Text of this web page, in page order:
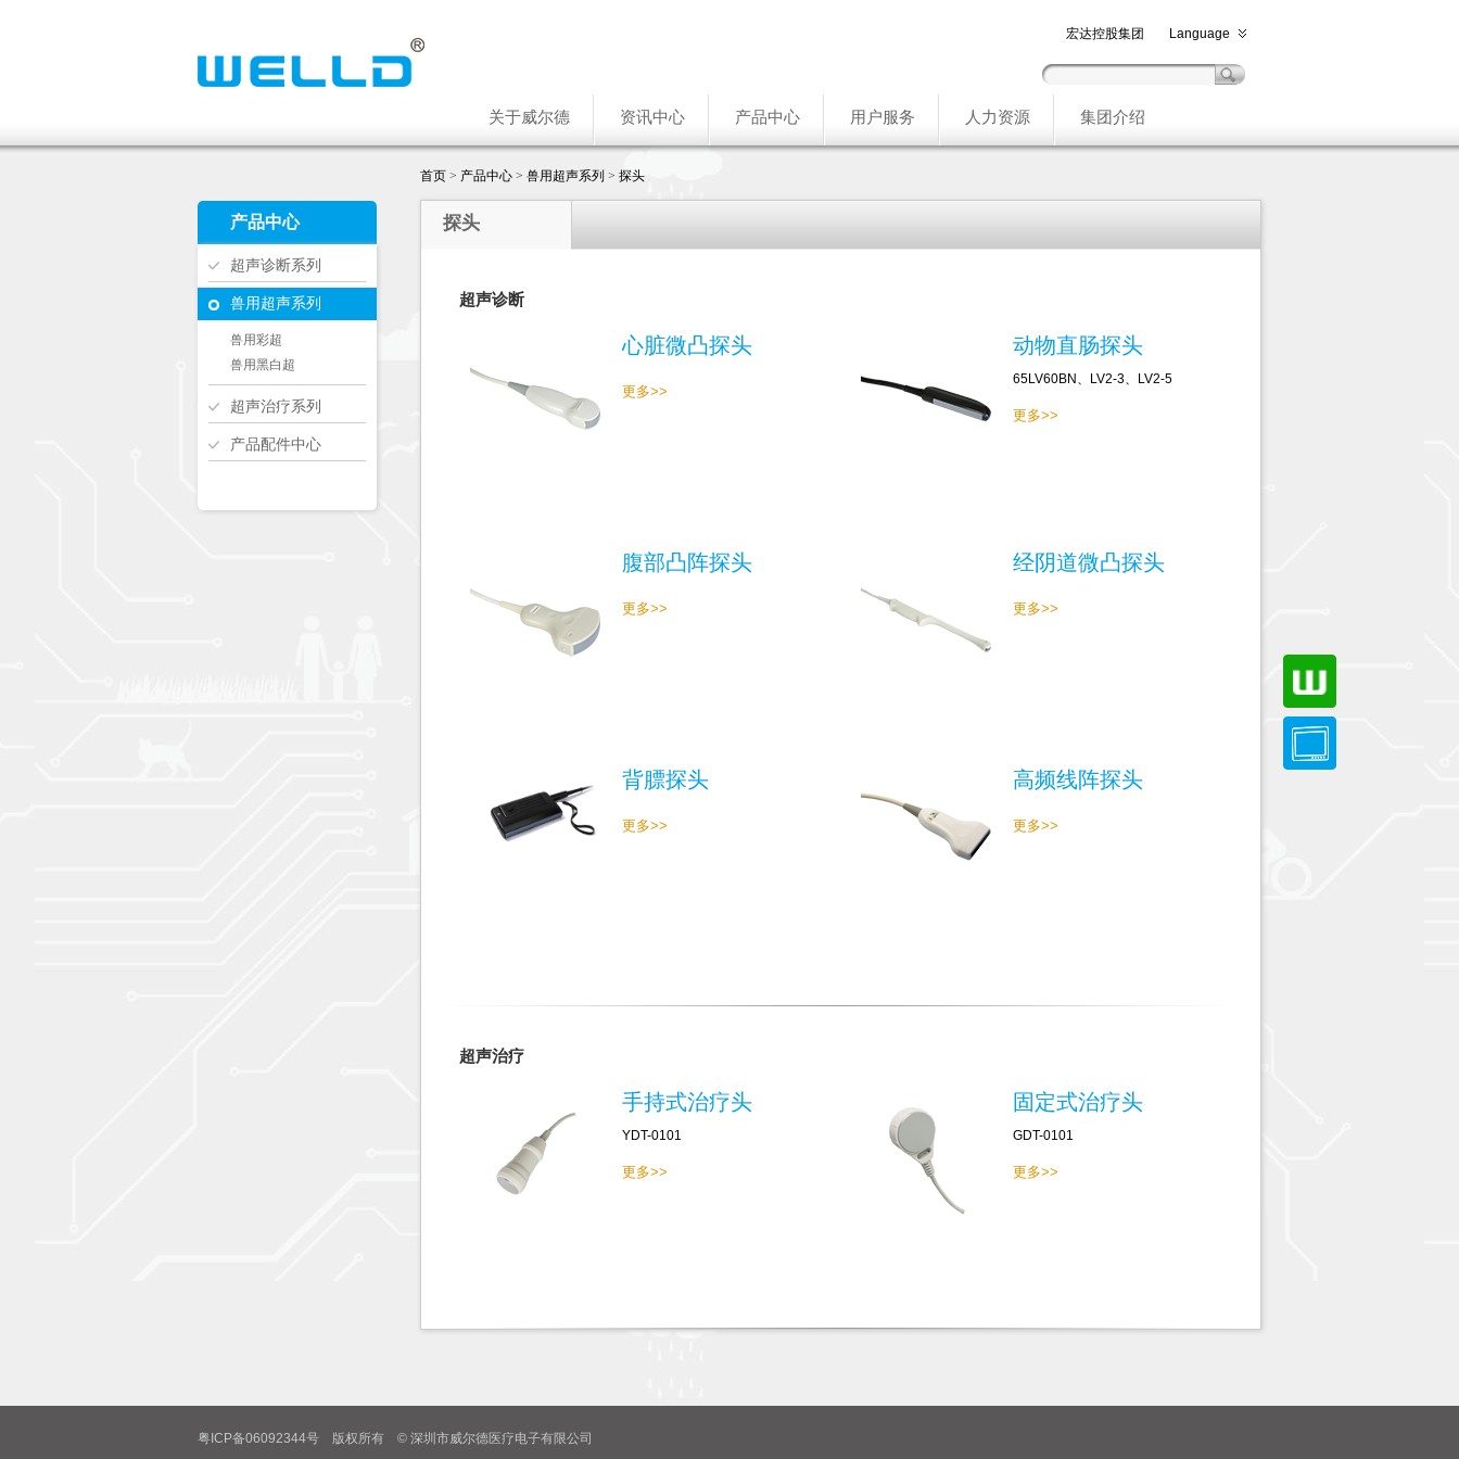
宏达控股集团 Language
关于威尔德 资讯中心 产品中心 用户服务 人力资源 集团介绍
产品中心
超声诊断系列
兽用超声系列
兽用彩超
兽用黑白超
超声治疗系列
产品配件中心
首页 > 产品中心 > 兽用超声系列 > 探头
探头
超声诊断
心脏微凸探头
更多>>
动物直肠探头
65LV60BN、LV2-3、LV2-5
更多>>
腹部凸阵探头
更多>>
经阴道微凸探头
更多>>
背膘探头
更多>>
高频线阵探头
更多>>
超声治疗
手持式治疗头
YDT-0101
更多>>
固定式治疗头
GDT-0101
更多>>
粤ICP备06092344号 版权所有 © 深圳市威尔德医疗电子有限公司